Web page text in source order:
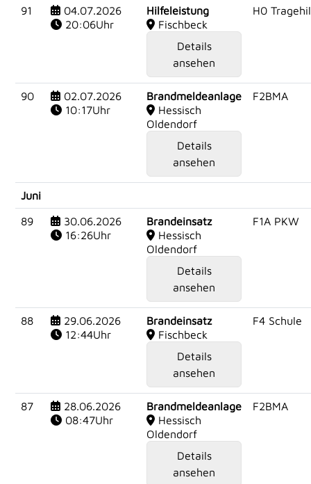
91
04.07.2026
20:06Uhr
Hilfeleistung
Fischbeck
Details
ansehen
H0
90
02.07.2026
10:17Uhr
Brandmeldeanlage
Hessisch
Oldendorf
Details
ansehen
F2BMA
Juni
89
30.06.2026
16:26Uhr
Brandeinsatz
Hessisch
Oldendorf
Details
ansehen
F1A PKW
88
29.06.2026
12:44Uhr
Brandeinsatz
Fischbeck
Details
ansehen
F4 Schule
87
28.06.2026
08:47Uhr
Brandmeldeanlage
Hessisch
Oldendorf
Details
ansehen
F2BMA